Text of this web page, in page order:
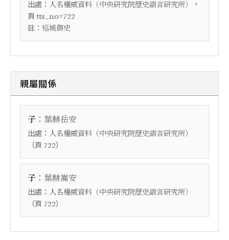
出處： 人名權威資料（中央研究院歷史語言研究所）
，
頁 tts_no=722
註： 巡城御史
親屬關係
子 ： 葉赫岳安
出處： 人名權威資料（中央研究院歷史語言研究所）
（頁 722）
子 ： 葉赫嵩安
出處： 人名權威資料（中央研究院歷史語言研究所）
（頁 722）